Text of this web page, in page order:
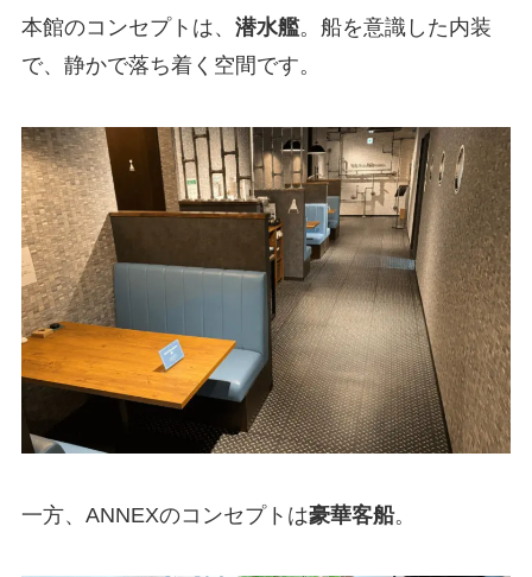
本館のコンセプトは、 潜水艦。船を意識した内装
で、静かで落ち着く空間です。
一方、ANNEXのコンセプトは豪華客船。